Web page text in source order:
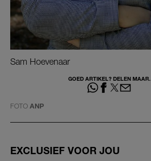
Sam Hoevenaar
GOED ARTIKEL? DELEN MAAR.
FOTO ANP
EXCLUSIEF VOOR JOU